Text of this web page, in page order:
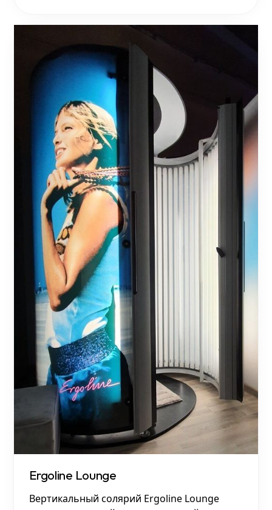
Ergoline Lounge
Вертикальный солярий Ergoline Lounge